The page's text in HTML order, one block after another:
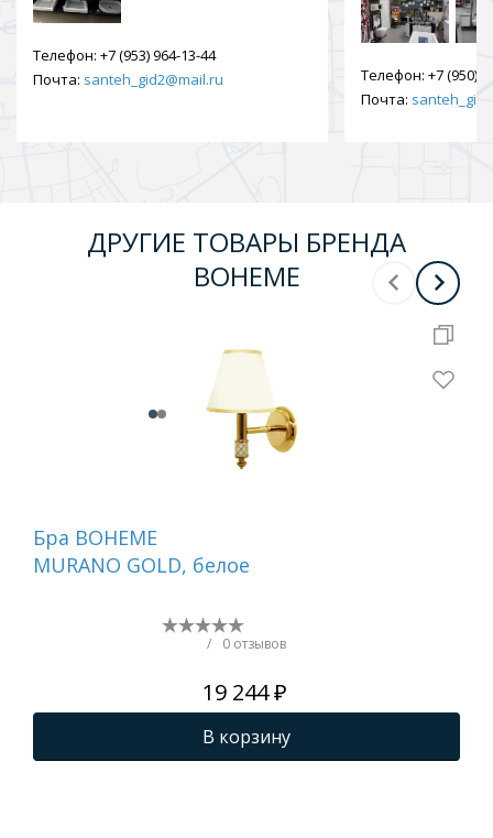
Телефон: +7 (953) 964-13-44
Почта: santeh_gid2@mail.ru Телефон: +7 (950)
Почта:
ДРУГИЕ ТОВАРЫ БРЕНДА
BOHEME
Бра BOHEME
MURANO GOLD, белое
/ 0 отзывов
19 244 ₽
В корзину